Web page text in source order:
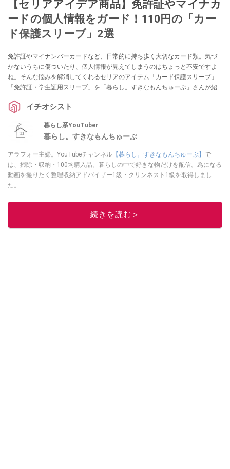
【セリアアイデア商品】免許証やマイナカ
ードの個人情報をガード！110円の「カー
ド保護スリーブ」2選
免許証やマイナンバーカードなど、日常的に持ち歩く大切なカード類。気づ
かないうちに傷ついたり、個人情報が見えてしまうのはちょっと不安ですよ
ね。そんな悩みを解消してくれるセリアのアイテム「カード保護スリーブ」
「免許証・学生証用スリーブ」を「暮らし。すきなもんちゅーぶ」さんが紹
で、ぜひチェックしてみてくださいね。
イチオシスト
暮らし系YouTuber
暮らし。すきなもんちゅーぶ
アラフォー主婦。YouTubeチャンネル 【暮らし。すきなもんちゅーぶ】 で
は、掃除・収納・100均購入品。暮らしの中で好きな物だけを配信。為になる
動画を撮りたく整理収納アドバイザー1級・クリンネスト1級を取得しまし
た。
このイチオシストの他の記事を読む
続きを読む＞